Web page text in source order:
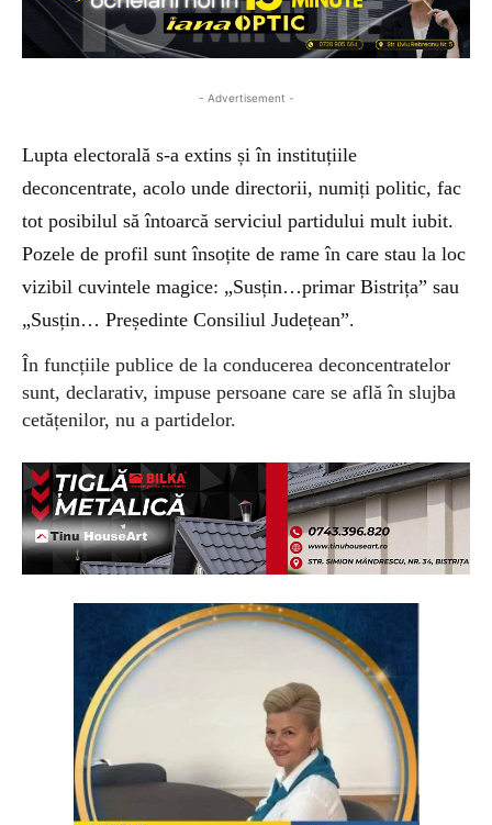
- Advertisement -
Lupta electorală s-a extins și în instituțiile
deconcentrate, acolo unde directorii, numiți politic, fac
tot posibilul să întoarcă serviciul partidului mult iubit.
Pozele de profil sunt însoțite de rame în care stau la loc
vizibil cuvintele magice: „Susțin…primar Bistrița” sau
„Susțin… Președinte Consiliul Județean”.
În funcțiile publice de la conducerea deconcentratelor
sunt, declarativ, impuse persoane care se află în slujba
cetățenilor, nu a partidelor.